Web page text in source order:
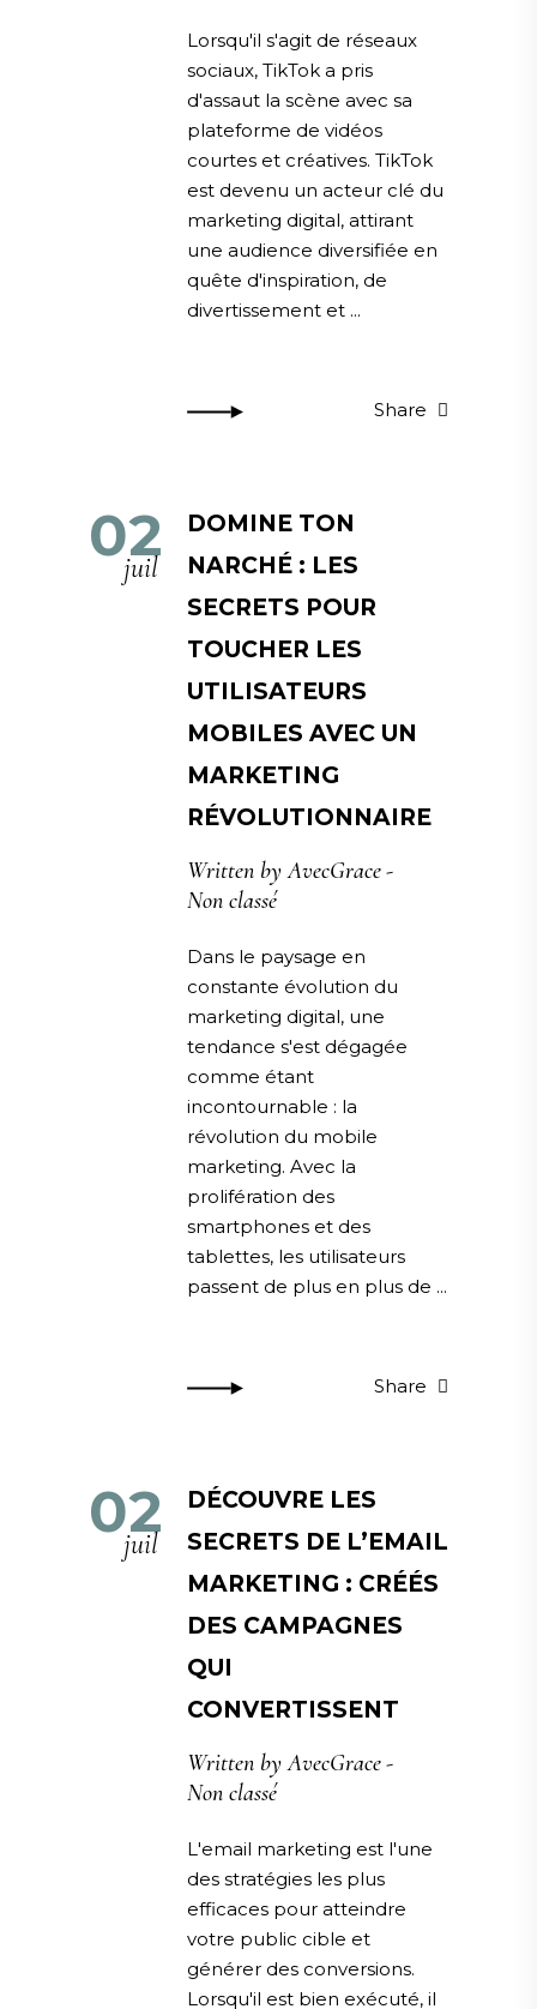
Lorsqu'il s'agit de réseaux
sociaux, TikTok a pris
d'assaut la scène avec sa
plateforme de vidéos
courtes et créatives. TikTok
est devenu un acteur clé du
marketing digital, attirant
une audience diversifiée en
quête d'inspiration, de
divertissement et
Share
02
juil
DOMINE TON
NARCHÉ : LES
SECRETS POUR
TOUCHER LES
UTILISATEURS
MOBILES AVEC UN
MARKETING
RÉVOLUTIONNAIRE
Written byAvecGrace
Non classé
Dans le paysage en
constante évolution du
marketing digital, une
tendance s'est dégagée
comme étant
incontournable : la
révolution du mobile
marketing. Avec la
prolifération des
smartphones et des
tablettes, les utilisateurs
passent de plus en plus de
Share
02
juil
DÉCOUVRE LES
SECRETS DE L’EMAIL
MARKETING : CRÉÉS
DES CAMPAGNES
QUI
CONVERTISSENT
Written byAvecGrace
Non classé
L'email marketing est l'une
des stratégies les plus
efficaces pour atteindre
votre public cible et
générer des conversions.
Lorsqu'il est bien exécuté, il